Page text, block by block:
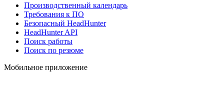
Производственный календарь
Требования к ПО
Безопасный HeadHunter
HeadHunter API
Поиск работы
Поиск по резюме
Мобильное приложение